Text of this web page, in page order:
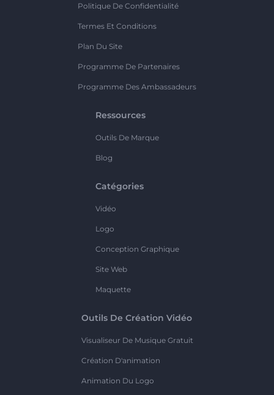
Politique De Confidentialité
Termes Et Conditions
Plan Du Site
Programme De Partenaires
Programme Des Ambassadeurs
Ressources
Outils De Marque
Blog
Catégories
Vidéo
Logo
Conception Graphique
Site Web
Maquette
Outils De Création Vidéo
Visualiseur De Musique Gratuit
Création D'animation
Animation Du Logo